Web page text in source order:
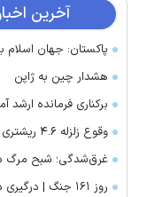
آخرین
پاکستان: جهان اسلام
هشدار چین به ژاپن
برکناری فرمانده ارشد
وقوع زلزله ۴.۶ ریشتری در گلبافت
غرق‌شدگی؛ شبح مرگ
روز ۱۶۱ جنگ |